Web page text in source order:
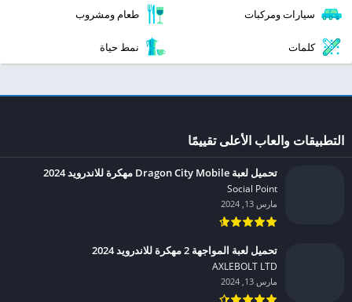
سيارات ومركبات طعام ومشروب
كلمات نمط حياة
التطبيقات والعاب الأعلى تقييمًا
تحميل لعبة Dragon City Mobile مهكرة للاندرويد 2024
Social Point‏
مارس 13, 2024
تحميل لعبة المواجهة 2 مهكرة للاندرويد 2024
AXLEBOLT LTD‏
مارس 13, 2024